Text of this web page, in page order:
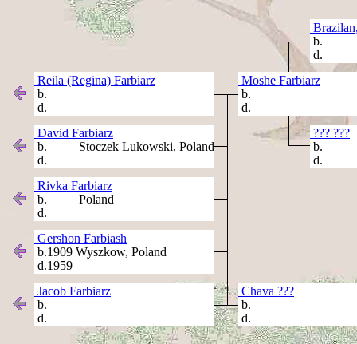
b.
d.
Reila (Regina) Farbiarz
b.
d.
Moshe Farbiarz
b.
d.
David Farbiarz
b. Stoczek Lukowski, Poland
d.
??? ???
b.
d.
Rivka Farbiarz
b. Poland
d.
Gershon Farbiash
b.1909 Wyszkow, Poland
d.1959
Jacob Farbiarz
b.
d.
Chava ???
b.
d.